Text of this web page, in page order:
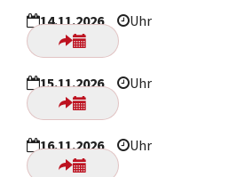
14.11.2026 Uhr
15.11.2026 Uhr
16.11.2026 Uhr